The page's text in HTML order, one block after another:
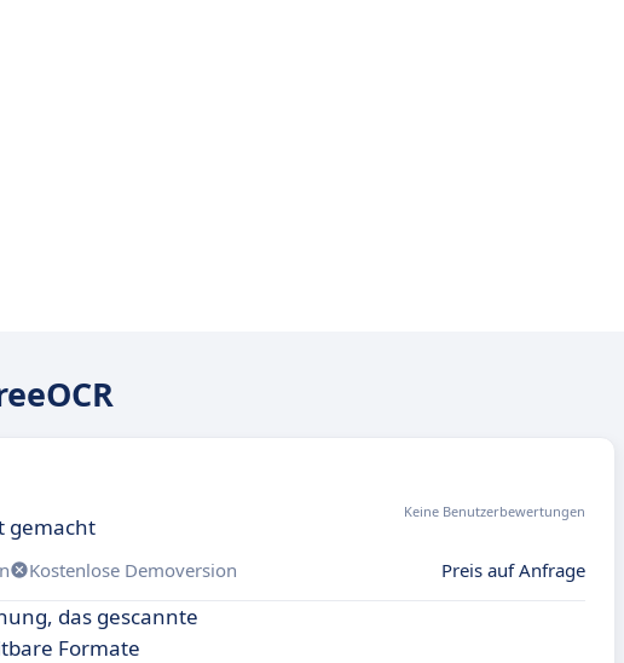
gemacht
Keine Benutzerbewertungen
Kostenlose Demoversion Preis auf Anfrage
das gescannte
Formate